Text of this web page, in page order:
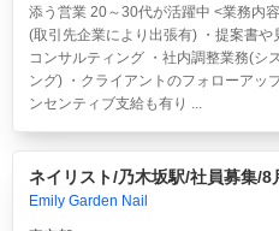
添う営業 20～30代が活躍中 <業務内
(取引先企業により出張有) ・提案書
コンサルティング ・社内調整業務(シ
ング) ・クライアントのフォローアッ
ンセンティブ支給も有り ...
ネイリスト/乃木坂駅/社員募集/8
Emily Garden Nail